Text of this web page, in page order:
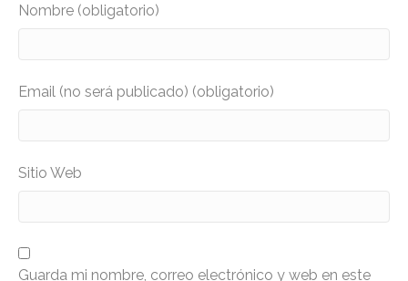
Nombre (obligatorio)
Email (no será publicado) (obligatorio)
Sitio Web
Guarda mi nombre, correo electrónico y web en este